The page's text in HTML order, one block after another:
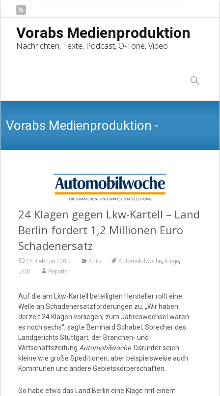
Vorabs Medienproduktion
Nachrichten, Texte, Podcast, O-Töne, Video
content
Suchen
nach:
Vorabs Medienproduktion -
Nachrichten, Texte, Podcast, O-Töne,
Video
24 Klagen gegen Lkw-Kartell – Land
Berlin fordert 1,2 Millionen Euro
Schadenersatz
15. Februar 2017 Auto Automobilwoche, Klage,
LKW Reporter
Auf die am Lkw-Kartell beteiligten Hersteller rollt eine
Welle an Schadenersatzforderungen zu. „Wir haben
derzeit 24 Klagen vorliegen, zum Jahreswechsel waren
es noch sechs“, sagte Bernhard Schabel, Sprecher des
Landgerichts Stuttgart, der Branchen- und
Wirtschaftszeitung Automobilwoche. Darunter seien
kleine wie große Speditionen, aber beispielsweise auch
Kommunen und andere Gebietskörperschaften.
So habe etwa das Land Berlin eine Klage mit einem